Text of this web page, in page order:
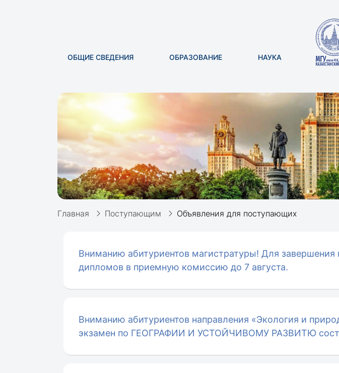
ОБЩИЕ СВЕДЕНИЯ ОБРАЗОВАНИЕ НАУКА
Главная Поступающим Объявления для поступающих
Вниманию абитуриентов магистратуры! Для
дипломов в приемную комиссию до 7 августа.
Вниманию абитуриентов направления «Экология и
экзамен по ГЕОГРАФИИ И УСТОЙЧИВОМУ РАЗВИТЮ